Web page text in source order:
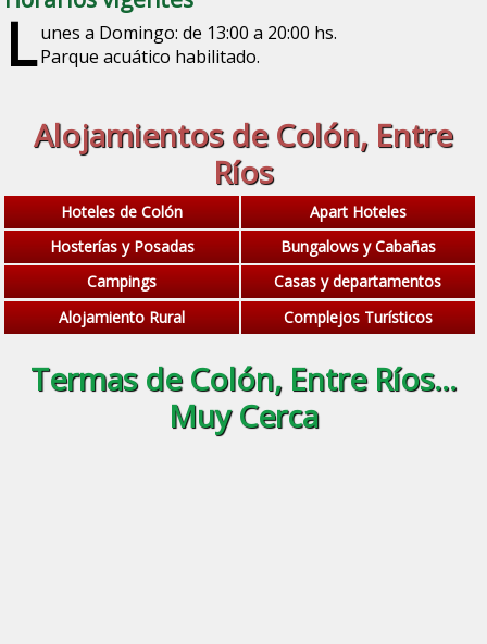
L unes a Domingo: de 13:00 a 20:00 hs.
Parque acuático habilitado.
Alojamientos de Colón, Entre
Ríos
Hoteles de Colón
Apart Hoteles
Hosterías y Posadas
Bungalows y Cabañas
Campings
Casas y departamentos
Alojamiento Rural
Complejos Turísticos
Termas de Colón, Entre Ríos...
Muy Cerca